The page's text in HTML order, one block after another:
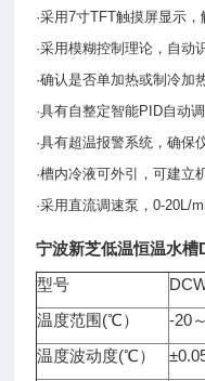
·采用7寸TFT触摸屏显示
·采用模糊控制理论，自动
·确认是否单加热或制冷加
·具有自整定智能PID自动
·具有超温报警系统，确保
·槽内冷液可外引，可建立
·采用直流调速泵，0-20L/
宁波新芝低温恒温水槽
型号
温度范围(℃）
-20
温度波动度(℃）